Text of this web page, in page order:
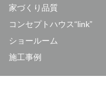
家づくり品質
コンセプトハウス“link”
ショールーム
施工事例